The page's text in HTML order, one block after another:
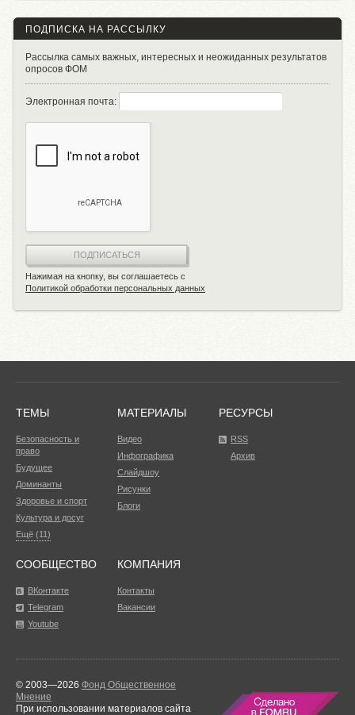
ПОДПИСКА НА РАССЫЛКУ
Рассылка самых важных, интересных и неожиданных результатов
опросов ФОМ
Электронная почта:
ПОДПИСАТЬСЯ
Нажимая на кнопку, вы соглашаетесь с
Политикой обработки персональных данных
ТЕМЫ
Безопасность и
право
Будущее
Доминанты
Здоровье и спорт
Культура и досуг
Ещё (11)
МАТЕРИАЛЫ
Видео
Инфографика
Слайдшоу
Рисунки
Блоги
РЕСУРСЫ
RSS
Архив
СООБЩЕСТВО
ВКонтакте
Telegram
Youtube
КОМПАНИЯ
Контакты
Вакансии
© 2003—2026 Фонд Общественное
Мнение
При использовании материалов сайта